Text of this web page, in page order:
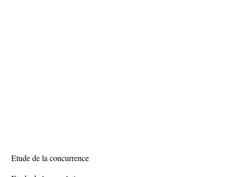
Etude de la concurrence